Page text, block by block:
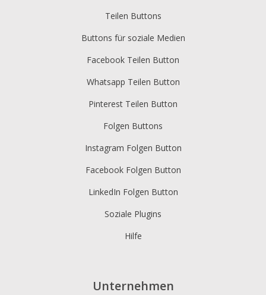
Teilen Buttons
Buttons für soziale Medien
Facebook Teilen Button
Whatsapp Teilen Button
Pinterest Teilen Button
Folgen Buttons
Instagram Folgen Button
Facebook Folgen Button
LinkedIn Folgen Button
Soziale Plugins
Hilfe
Unternehmen